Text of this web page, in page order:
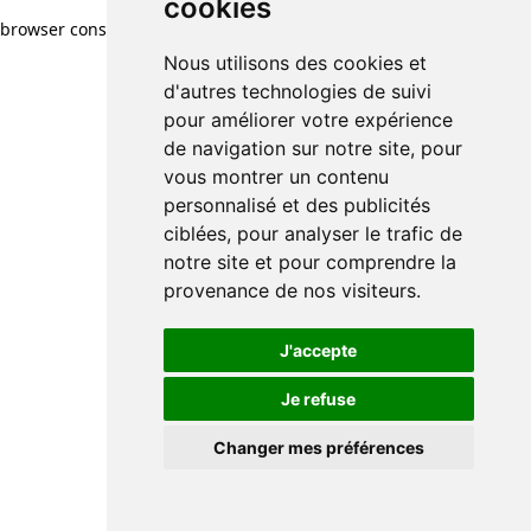
cookies
Nous utilisons des cookies et
d'autres technologies de suivi
pour améliorer votre expérience
de navigation sur notre site, pour
vous montrer un contenu
personnalisé et des publicités
ciblées, pour analyser le trafic de
notre site et pour comprendre la
provenance de nos visiteurs.
J'accepte
Je refuse
Changer mes préférences
browser console for more information)